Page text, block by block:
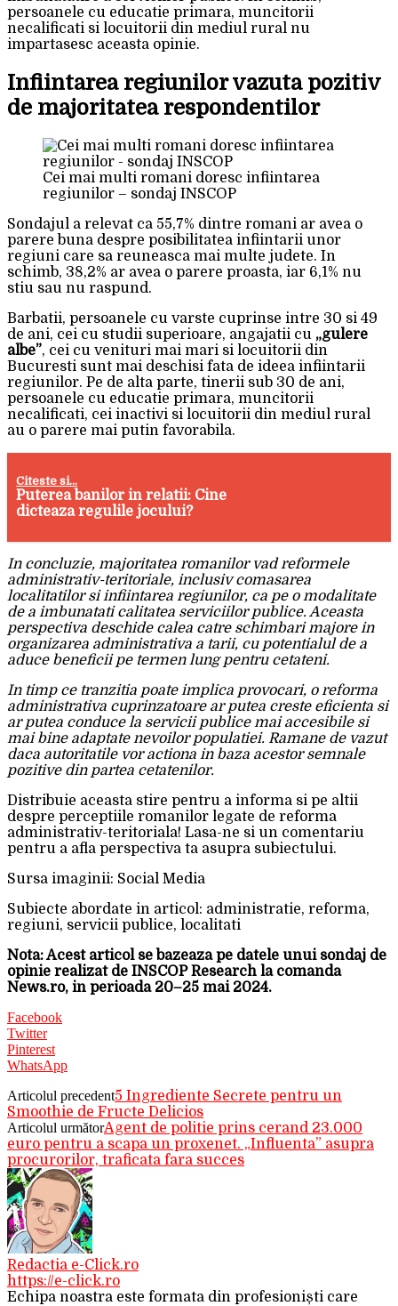
persoanele cu educatie primara, muncitorii
necalificati si locuitorii din mediul rural nu
impartasesc aceasta opinie.
Infiintarea regiunilor vazuta pozitiv
de majoritatea respondentilor
Cei mai multi romani doresc infiintarea
regiunilor – sondaj INSCOP
Sondajul a relevat ca 55,7% dintre romani ar avea o
parere buna despre posibilitatea infiintarii unor
regiuni care sa reuneasca mai multe judete. In
schimb, 38,2% ar avea o parere proasta, iar 6,1% nu
stiu sau nu raspund.
Barbatii, persoanele cu varste cuprinse intre 30 si 49
de ani, cei cu studii superioare, angajatii cu „gulere
albe”, cei cu venituri mai mari si locuitorii din
Bucuresti sunt mai deschisi fata de ideea infiintarii
regiunilor. Pe de alta parte, tinerii sub 30 de ani,
persoanele cu educatie primara, muncitorii
necalificati, cei inactivi si locuitorii din mediul rural
au o parere mai putin favorabila.
Citeste si...
Puterea banilor in relatii: Cine
dicteaza regulile jocului?
In concluzie, majoritatea romanilor vad reformele
administrativ-teritoriale, inclusiv comasarea
localitatilor si infiintarea regiunilor, ca pe o modalitate
de a imbunatati calitatea serviciilor publice. Aceasta
perspectiva deschide calea catre schimbari majore in
organizarea administrativa a tarii, cu potentialul de a
aduce beneficii pe termen lung pentru cetateni.
In timp ce tranzitia poate implica provocari, o reforma
administrativa cuprinzatoare ar putea creste eficienta si
ar putea conduce la servicii publice mai accesibile si
mai bine adaptate nevoilor populatiei. Ramane de vazut
daca autoritatile vor actiona in baza acestor semnale
pozitive din partea cetatenilor.
Distribuie aceasta stire pentru a informa si pe altii
despre perceptiile romanilor legate de reforma
administrativ-teritoriala! Lasa-ne si un comentariu
pentru a afla perspectiva ta asupra subiectului.
Sursa imaginii: Social Media
Subiecte abordate in articol: administratie, reforma,
regiuni, servicii publice, localitati
Nota: Acest articol se bazeaza pe datele unui sondaj de
opinie realizat de INSCOP Research la comanda
News.ro, in perioada 20–25 mai 2024.
Facebook
Twitter
Pinterest
WhatsApp
Articolul precedent5 Ingrediente Secrete pentru un
Smoothie de Fructe Delicios
Articolul următorAgent de politie prins cerand 23.000
euro pentru a scapa un proxenet. „Influenta” asupra
procurorilor, traficata fara succes
Redactia e-Click.ro
https://e-click.ro
Echipa noastra este formata din profesioniști care